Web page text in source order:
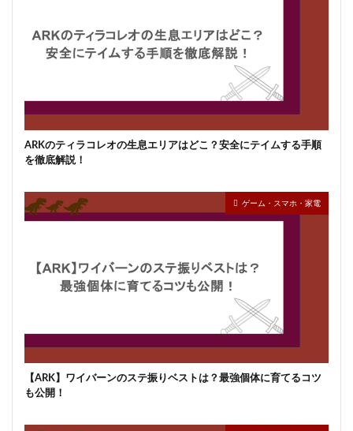
ARKのティラコレオの生息エリアはどこ？安全にテイムする手順
を徹底解説！
ゲーム・スマホ・家電
【ARK】ワイバーンのステ振りベストは？最強個体に育てるコツ
も公開！